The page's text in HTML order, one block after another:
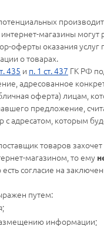
магазины могут
оферты оказания услуг
о товарах.
435 и п. 1 ст. 437 ГК РФ
адресованное
оферта) лицам,
предложение,
адресатом, которым
товаров
магазином, то ему
есть согласие на
путем:
информации;